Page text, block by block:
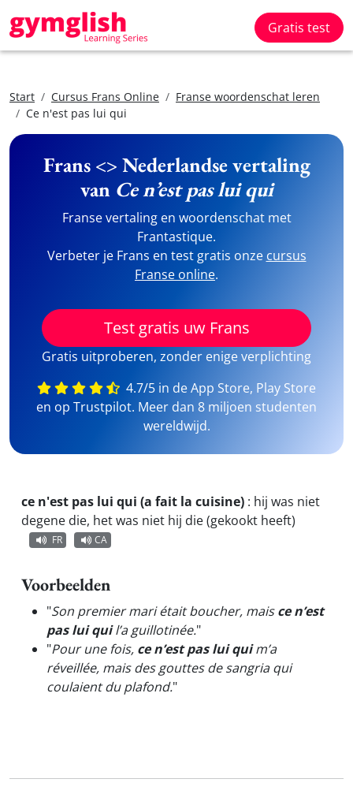
Gratis test
Start Cursus Frans Online
Franse woordenschat leren
Ce n'est pas lui qui
Frans <> Nederlandse vertaling
van Ce n’est pas lui qui
Franse vertaling en woordenschat met
Frantastique.
Verbeter je Frans en test gratis onze cursus
Franse online.
Test gratis uw Frans
Gratis uitproberen, zonder enige verplichting
4.7/5 in de App Store, Play Store
en op Trustpilot. Meer dan 8 miljoen studenten
wereldwijd.
ce n'est pas lui qui (a fait la cuisine) : hij was niet
degene die, het was niet hij die (gekookt heeft)
FR CA
Voorbeelden
"Son premier mari était boucher, maisce n’est
pas lui quil’a guillotinée."
"Pour une fois, ce n’est pas lui quim’a
réveillée, mais des gouttes de sangria qui
coulaient du plafond."